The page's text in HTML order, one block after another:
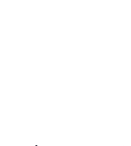
Phát